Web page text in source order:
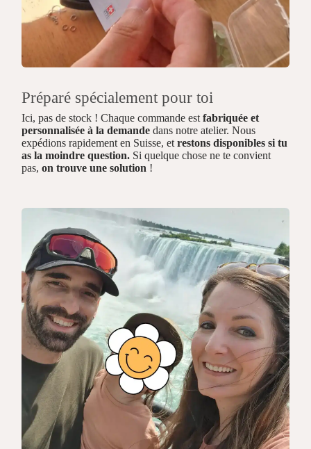
Préparé spécialement pour toi
Ici, pas de stock ! Chaque commande estfabriquée et
personnalisée à la demande dans notre atelier. Nous
expédions rapidement en Suisse, etrestons disponibles si tu
as la moindre question. Si quelque chose ne te convient
pas,on trouve une solution !